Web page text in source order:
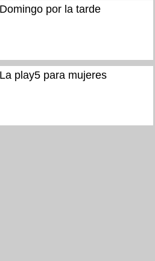
Domingo por la tarde
La play5 para mujeres